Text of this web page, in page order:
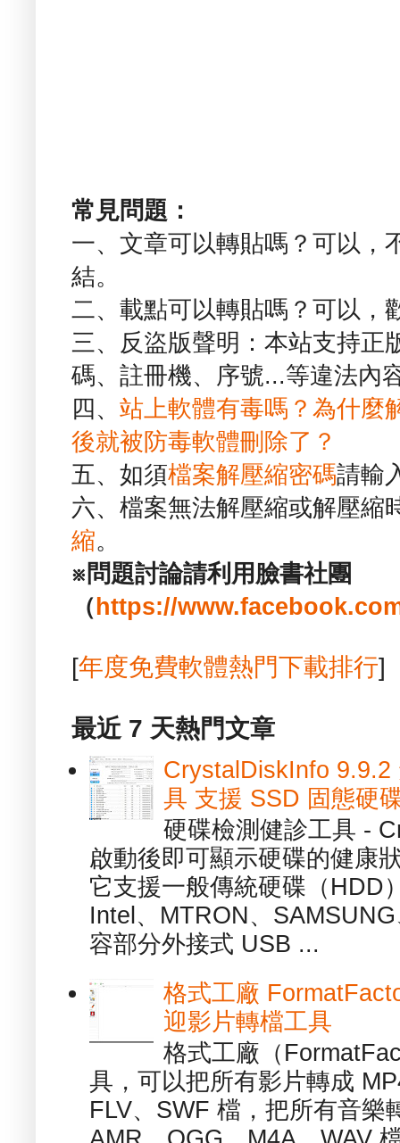
常見問題：
一、文章可以轉貼嗎？可以，
結。
二、載點可以轉貼嗎？可以，
三、反盜版聲明：本站支持正
碼、註冊機、序號...等違法內
四、 站上軟體有毒嗎？為什麼
後就被防毒軟體刪除了？
五、如須檔案解壓縮密碼請輸
六、檔案無法解壓縮或解壓縮
縮。
※問題討論請利用臉書社團
（ https://
[年度免費軟體熱門下載排行]
最近 7 天熱門文章
CrystalDiskInfo 9.9.2
具 支援 SSD 固態硬
硬碟檢測健診工具 -
啟動後即可顯示硬碟的健康
它支援一般傳統硬碟（HDD
Intel、MTRON、
容部分外接式 USB ...
格式工廠
迎影片轉檔工具
格式工廠（
具，可以把所有影片轉成
FLV、SWF 檔，把所有音樂